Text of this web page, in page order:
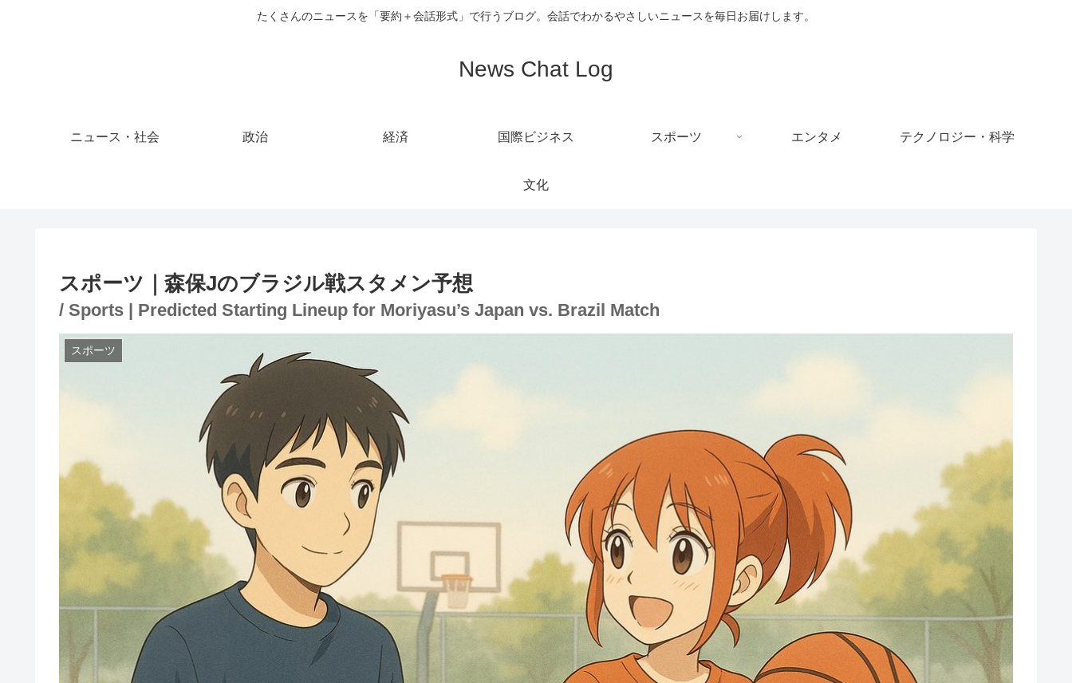
たくさんのニュースを「要約＋会話形式」で行うブログ。会話でわかるやさしいニュースを毎日お届けします。
News Chat Log
ニュース・社会 政治 経済 国際ビジネス スポーツ エンタメ テクノロジー・科学
文化
スポーツ｜森保Jのブラジル戦スタメン予想
/ Sports | Predicted Starting Lineup for Moriyasu’s Japan vs. Brazil Match
スポーツ